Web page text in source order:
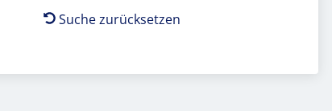
Suche zurücksetzen